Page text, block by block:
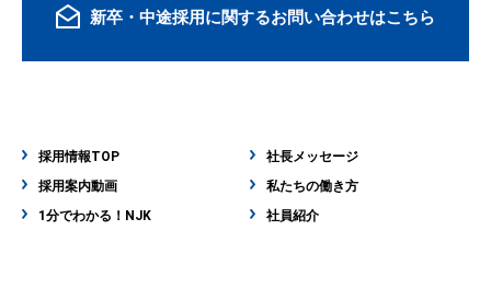
新卒・中途採用に関するお問い合わせはこちら
採用情報TOP
社長メッセージ
採用案内動画
私たちの働き方
1分でわかる！NJK
社員紹介